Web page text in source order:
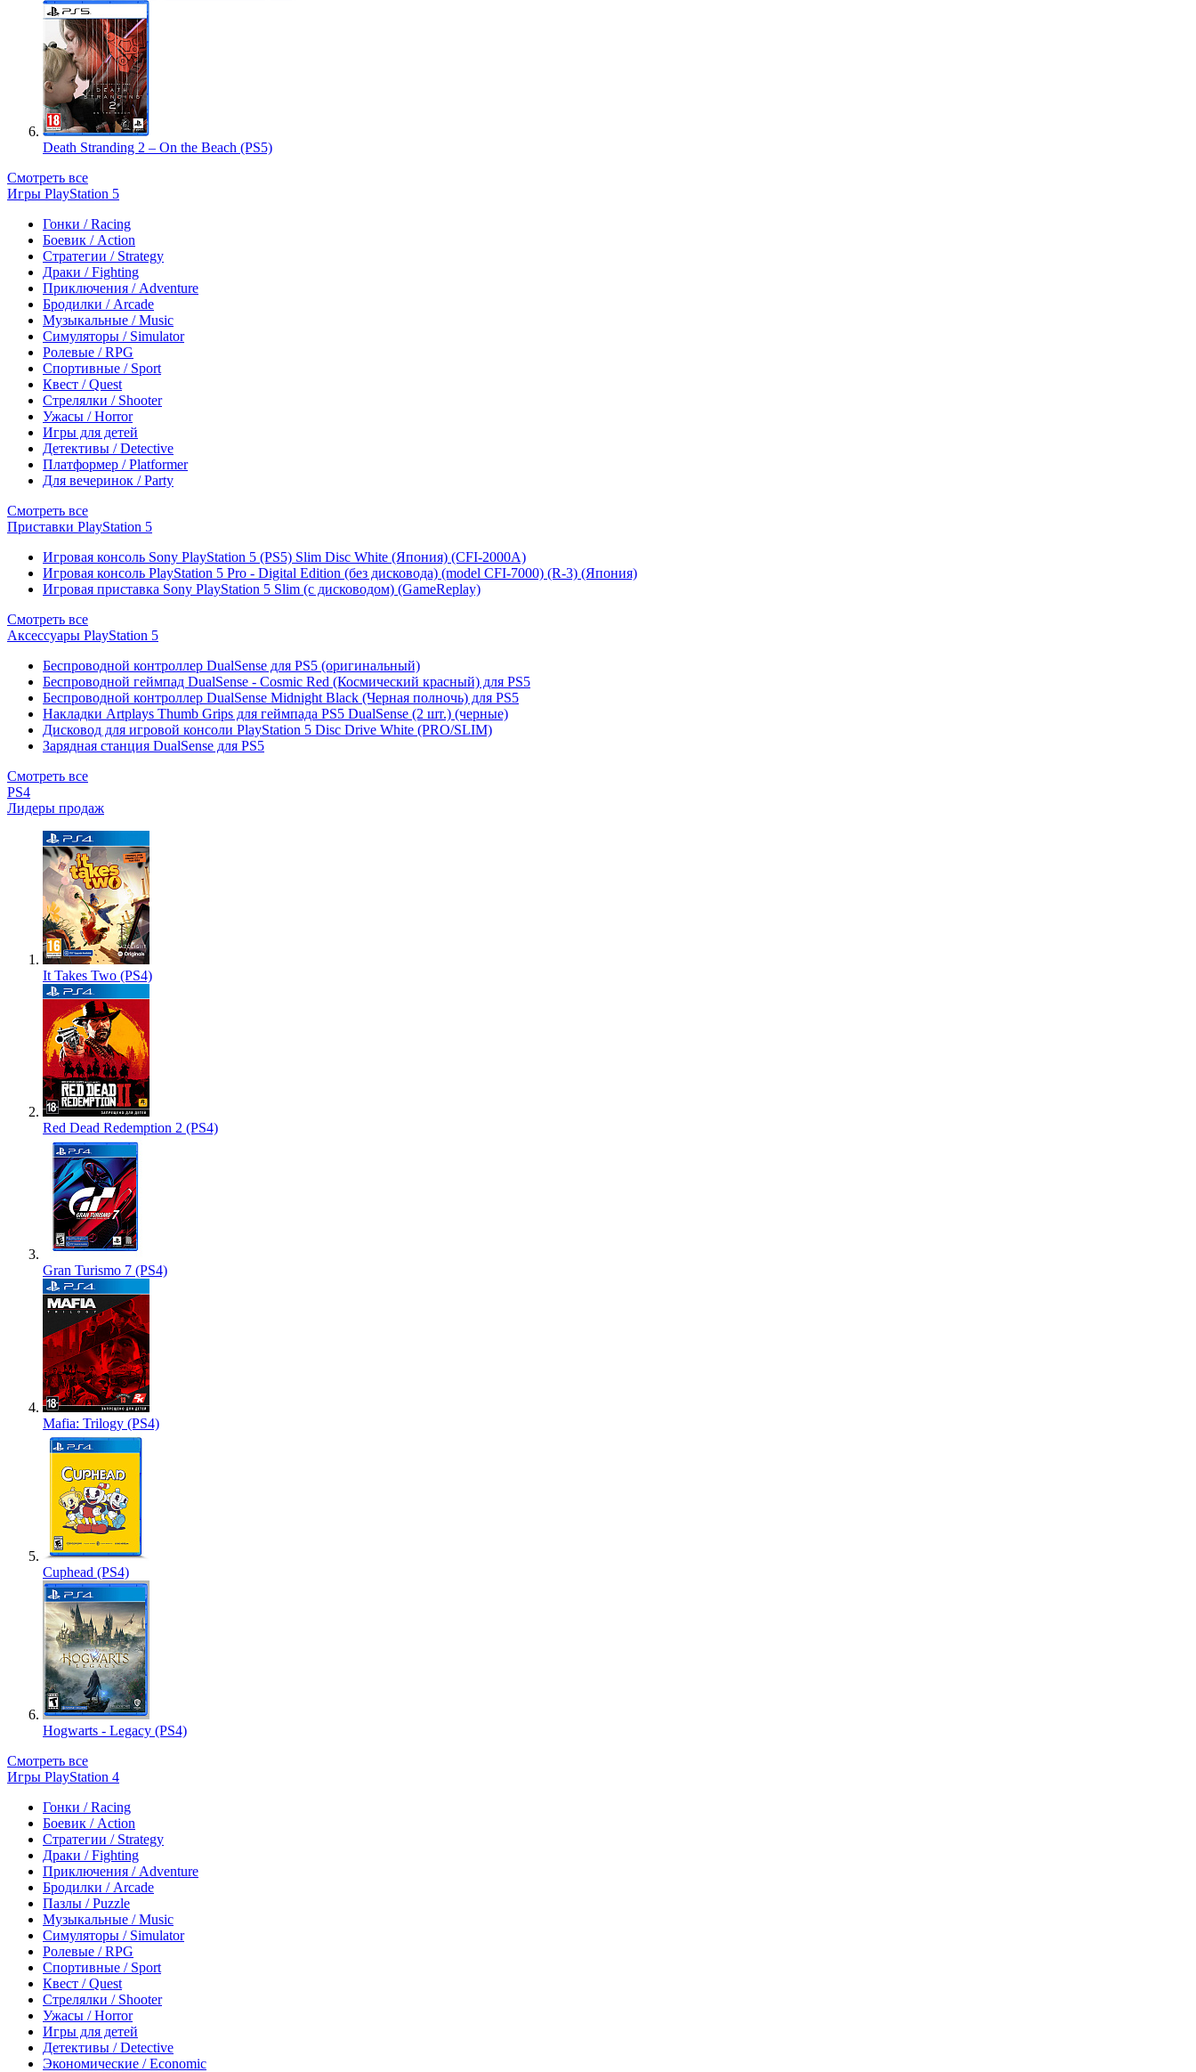
Death Stranding 2 – On the Beach (PS5)
Смотреть все
Игры PlayStation 5
Гонки / Racing
Боевик / Action
Стратегии / Strategy
Драки / Fighting
Приключения / Adventure
Бродилки / Arcade
Музыкальные / Music
Симуляторы / Simulator
Ролевые / RPG
Спортивные / Sport
Квест / Quest
Стрелялки / Shooter
Ужасы / Horror
Игры для детей
Детективы / Detective
Платформер / Platformer
Для вечеринок / Party
Смотреть все
Приставки PlayStation 5
Игровая консоль Sony PlayStation 5 (PS5) Slim Disc White (Япония) (CFI-2000A)
Игровая консоль PlayStation 5 Pro - Digital Edition (без дисковода) (model CFI-7000) (R-3) (Япония)
Игровая приставка Sony PlayStation 5 Slim (с дисководом) (GameReplay)
Смотреть все
Аксессуары PlayStation 5
Беспроводной контроллер DualSense для PS5 (оригинальный)
Беспроводной геймпад DualSense - Cosmic Red (Космический красный) для PS5
Беспроводной контроллер DualSense Midnight Black (Черная полночь) для PS5
Накладки Artplays Thumb Grips для геймпада PS5 DualSense (2 шт.) (черные)
Дисковод для игровой консоли PlayStation 5 Disc Drive White (PRO/SLIM)
Зарядная станция DualSense для PS5
Смотреть все
PS4
Лидеры продаж
It Takes Two (PS4)
Red Dead Redemption 2 (PS4)
Gran Turismo 7 (PS4)
Mafia: Trilogy (PS4)
Cuphead (PS4)
Hogwarts - Legacy (PS4)
Смотреть все
Игры PlayStation 4
Гонки / Racing
Боевик / Action
Стратегии / Strategy
Драки / Fighting
Приключения / Adventure
Бродилки / Arcade
Пазлы / Puzzle
Музыкальные / Music
Симуляторы / Simulator
Ролевые / RPG
Спортивные / Sport
Квест / Quest
Стрелялки / Shooter
Ужасы / Horror
Игры для детей
Детективы / Detective
Экономические / Economic